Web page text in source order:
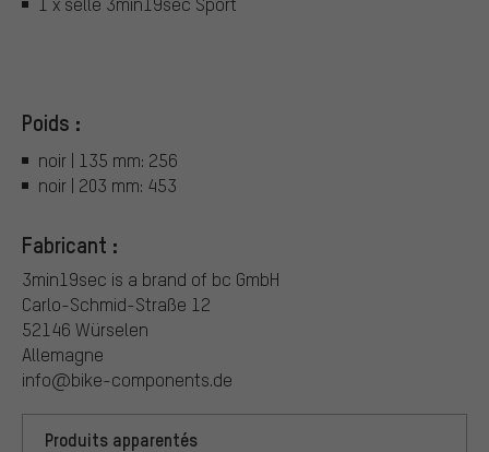
Poids :
noir | 135 mm: 256
noir | 203 mm: 453
Fabricant :
3min19sec is a brand of bc GmbH
Carlo-Schmid-Straße 12
52146 Würselen
Allemagne
info@bike-components.de
Produits apparentés